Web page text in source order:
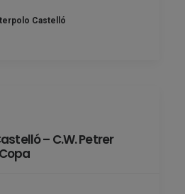
Castelló
– C.W. Petrer